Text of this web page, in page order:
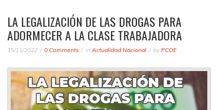
LA LEGALIZACIÓN DE LAS DROGAS PARA
ADORMECER A LA CLASE TRABAJADORA
15/11/2022 0 Comments in Actualidad Nacional by PCOE